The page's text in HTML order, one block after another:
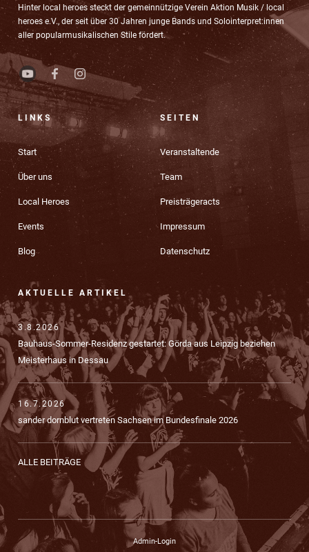
Hinter local heroes steckt der gemeinnützige Verein Aktion Musik / local
heroes e.V., der seit über 30 Jahren junge Bands und Solointerpret:innen
aller popularmusikalischen Stile fördert.
LINKS
Start
Über uns
Local Heroes
Events
Blog
SEITEN
Veranstaltende
Team
Preisträgeracts
Impressum
Datenschutz
AKTUELLE ARTIKEL
3.8.2026
Bauhaus-Sommer-Residenz gestartet: Görda aus Leipzig beziehen
Meisterhaus in Dessau
16.7.2026
sander dornblut vertreten Sachsen im Bundesfinale 2026
ALLE BEITRÄGE
Admin-Login